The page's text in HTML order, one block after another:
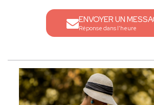
ENVOYER UN
Réponse dans l'heure